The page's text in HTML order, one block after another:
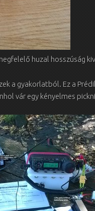
huzal hosszúság
a gyakorlatból. Ez a
vár egy kényelmes